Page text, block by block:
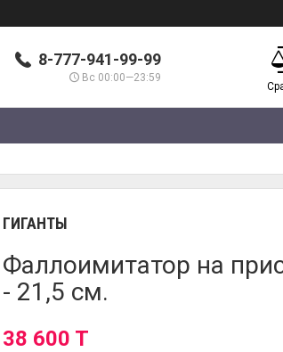
8-777-941-99-99
Вс 00:00—23:59
ГИГАНТЫ
Фаллоимитатор на
- 21,5 см.
38 600 T